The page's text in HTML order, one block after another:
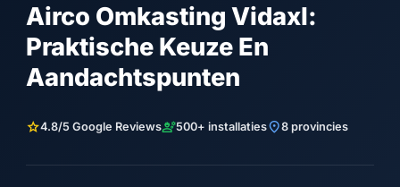
Airco Omkasting Vidaxl:
Praktische Keuze En
Aandachtspunten
star4.8/5 Google Reviewsengineering500+ installatieslocation_on8 provincies